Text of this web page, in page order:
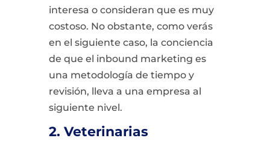
interesa o consideran que es muy
costoso. No obstante, como verás
en el siguiente caso, la conciencia
de que el inbound marketing es
una metodología de tiempo y
revisión, lleva a una empresa al
siguiente nivel.
2. Veterinarias